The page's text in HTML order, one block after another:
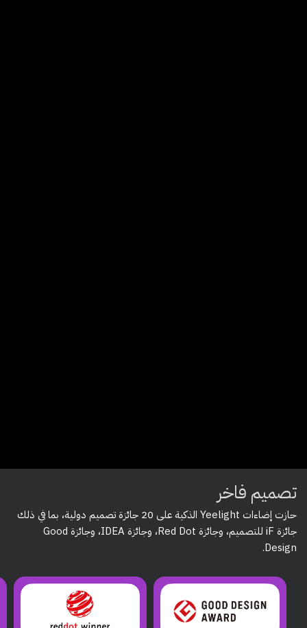
تصميم فاخر
حازت إضاءاتYeelight الذكية على20 جائزة تصميم دولية
، بما في ذلك
جائزة iF للتصميم، وجائزة Red Dot، وجائزة IDEA، وجائزة Good
Design
.